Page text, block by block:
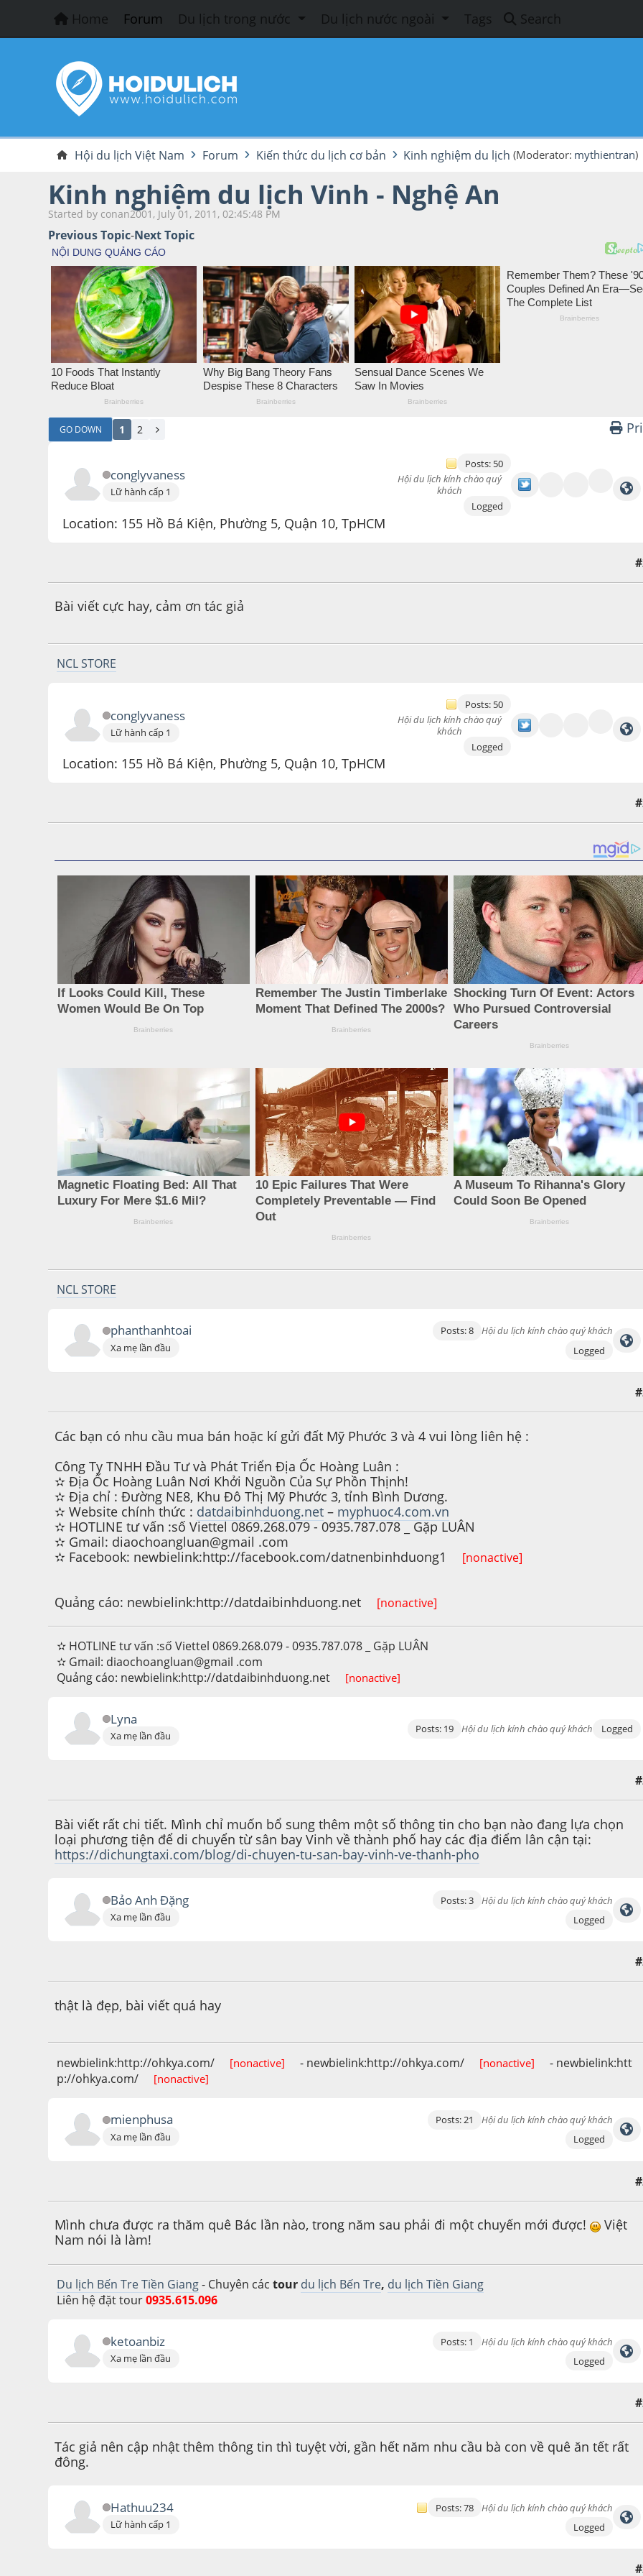
Home Forum Du lịch trong nước Du lịch nước ngoài Tags Search
Hội du lịch Việt Nam Forum Kiến thức du lịch cơ bản Kinh nghiệm du lịch (Moderator: mythientran)
Kinh nghiệm du lịch Vinh - Nghệ An
Started by conan2001, July 01, 2011, 02:45:48 PM
Previous Topic-Next Topic
GO DOWN 1 2
conglyvaness
Lữ hành cấp 1
Posts: 50
Hội du lịch kính chào quý
khách
Logged
Location: 155 Hồ Bá Kiện, Phường 5, Quận 10, TpHCM
Bài viết cực hay, cảm ơn tác giả
NCL STORE
conglyvaness
Lữ hành cấp 1
Posts: 50
Hội du lịch kính chào quý
khách
Logged
Location: 155 Hồ Bá Kiện, Phường 5, Quận 10, TpHCM
NCL STORE
phanthanhtoai
Xa mẹ lần đầu
Posts: 8
Hội du lịch kính chào quý khách
Logged
Các bạn có nhu cầu mua bán hoặc kí gửi đất Mỹ Phước 3 và 4 vui lòng liên hệ :
Công Ty TNHH Đầu Tư và Phát Triển Địa Ốc Hoàng Luân :
✫ Địa Ốc Hoàng Luân Nơi Khởi Nguồn Của Sự Phồn Thịnh!
✫ Địa chỉ : Đường NE8, Khu Đô Thị Mỹ Phước 3, tỉnh Bình Dương.
✫ Website chính thức : datdaibinhduong.net – myphuoc4.com.vn
✫ HOTLINE tư vấn :số Viettel 0869.268.079 - 0935.787.078 _ Gặp LUÂN
✫ Gmail: diaochoangluan@gmail .com
✫ Facebook: newbielink:http://facebook.com/datnenbinhduong1
[nonactive]
Quảng cáo: newbielink:http://datdaibinhduong.net [nonactive]
✫ HOTLINE tư vấn :số Viettel 0869.268.079 - 0935.787.078 _ Gặp LUÂN
✫ Gmail: diaochoangluan@gmail .com
Quảng cáo: newbielink:http://datdaibinhduong.net
[nonactive]
Lyna
Xa mẹ lần đầu
Posts: 19 Hội du lịch kính chào quý khách Logged
Bài viết rất chi tiết. Mình chỉ muốn bổ sung thêm một số thông tin cho bạn nào đang lựa chọn
loại phương tiện để di chuyển từ sân bay Vinh về thành phố hay các địa điểm lân cận tại:
https://dichungtaxi.com/blog/di-chuyen-tu-san-bay-vinh-ve-thanh-pho
Bảo Anh Đặng
Xa mẹ lần đầu
Posts: 3
Hội du lịch kính chào quý khách
Logged
thật là đẹp, bài viết quá hay
newbielink:http://ohkya.com/ [nonactive] - newbielink:http://ohkya.com/ [nonactive]
- newbielink:htt
p://ohkya.com/
[nonactive]
mienphusa
Xa mẹ lần đầu
Posts: 21
Hội du lịch kính chào quý khách
Logged
Mình chưa được ra thăm quê Bác lần nào, trong năm sau phải đi một chuyến mới được!
Việt
Nam nói là làm!
Du lịch Bến Tre Tiền Giang- Chuyên cáctour du lịch Bến Tre, du lịch Tiền Giang
Liên hệ đặt tour0935.615.096
ketoanbiz
Xa mẹ lần đầu
Posts: 1
Hội du lịch kính chào quý khách
Logged
Tác giả nên cập nhật thêm thông tin thì tuyệt vời, gần hết năm nhu cầu bà con về quê ăn tết rất
đông.
Hathuu234
Lữ hành cấp 1
Posts: 78
Hội du lịch kính chào quý khách
Logged